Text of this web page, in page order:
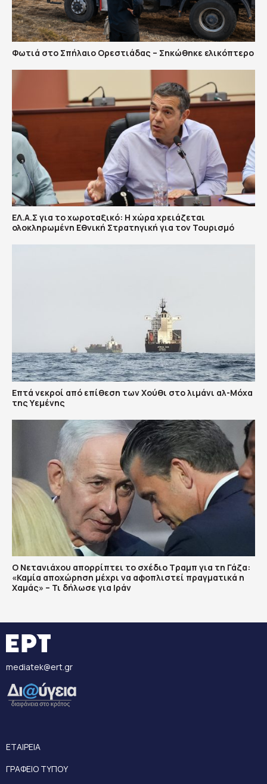
Φωτιά στο Σπήλαιο Ορεστιάδας – Σηκώθηκε ελικόπτερο
ΕΛ.Α.Σ για το χωροταξικό: Η χώρα χρειάζεται
ολοκληρωμένη Εθνική Στρατηγική για τον Τουρισμό
Επτά νεκροί από επίθεση των Χούθι στο λιμάνι αλ-Μόχα
της Υεμένης
Ο Νετανιάχου απορρίπτει το σχέδιο Τραμπ για τη Γάζα:
«Καμία αποχώρηση μέχρι να αφοπλιστεί πραγματικά η
Χαμάς» – Τι δήλωσε για Ιράν
mediatek@ert.gr
ΕΤΑΙΡΕΙΑ
ΓΡΑΦΕΙΟ ΤΥΠΟΥ